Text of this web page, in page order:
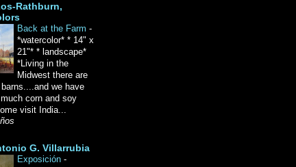
Rathburn,
Back at the Farm -
*watercolor* * 14" x
21"* * landscape*
*Living in the
Midwest there are
we have
corn and soy
visit India...
G. Villarrubia
Exposición -